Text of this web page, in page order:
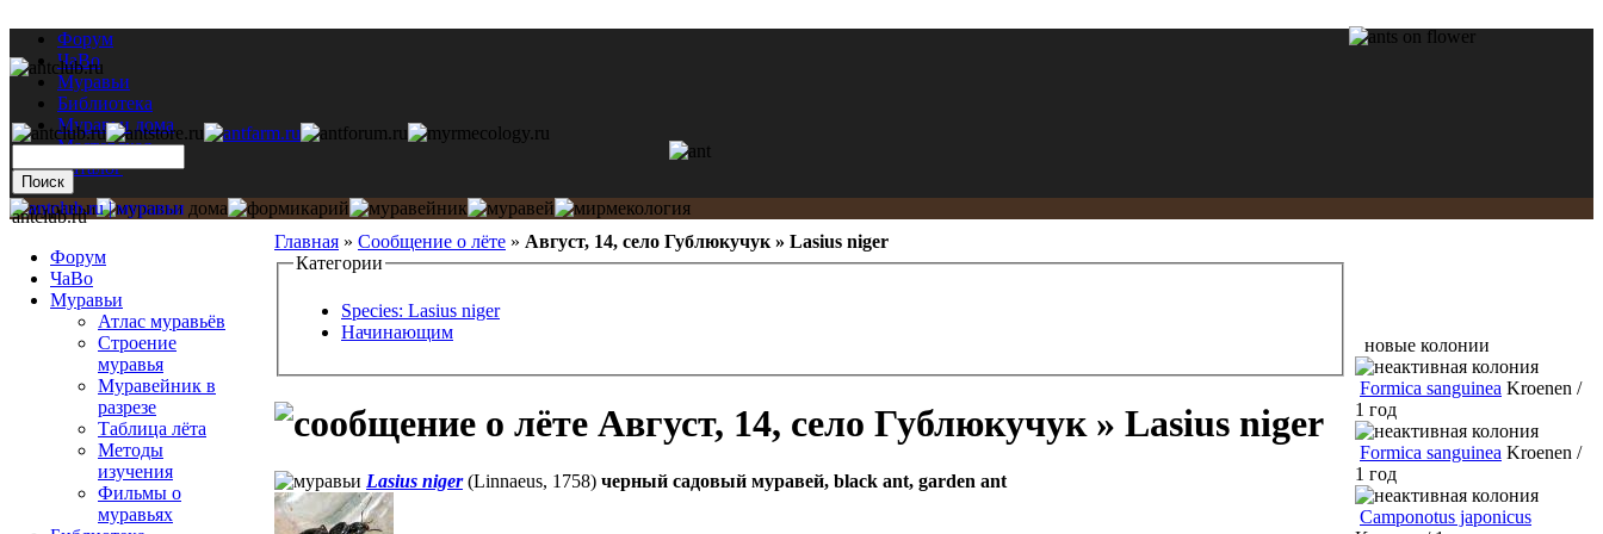
Форум
ЧаВо
Муравьи
Библиотека
Муравьи дома
Мастерская
Каталог
Главная » Сообщение о лёте » Август, 14, село Гублюкучук » Lasius niger
Категории
Species: Lasius niger
Начинающим
Август, 14, село Гублюкучук » Lasius niger
Lasius niger(Linnaeus, 1758) черный садовый муравей, black ant, garden ant
antclub.ru
Форум
ЧаВо
Муравьи
Атлас муравьёв
Строение
муравья
Муравейник в
разрезе
Таблица лёта
Методы
изучения
Фильмы о
муравьях
новые колонии
Formica sanguinea Kroenen /
1 год
Formica sanguinea Kroenen /
1 год
Camponotus japonicus